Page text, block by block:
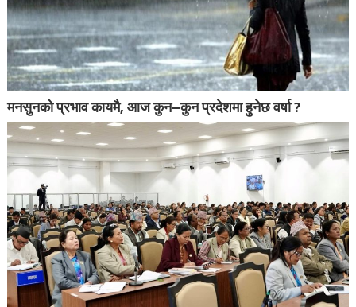
मनसुनको प्रभाव कायमै, आज कुन–कुन प्रदेशमा हुनेछ वर्षा ?